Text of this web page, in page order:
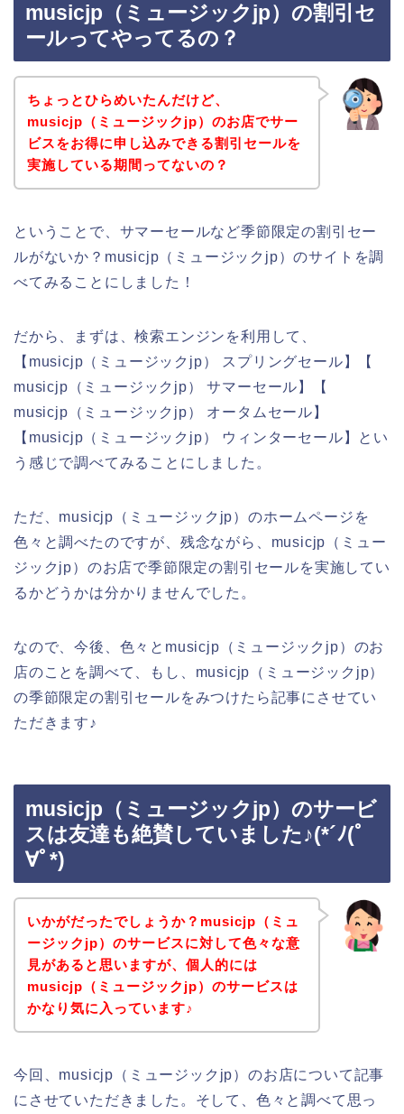
musicjp（ミュージックjp）の割引セ
ールってやってるの？
ちょっとひらめいたんだけど、
musicjp（ミュージックjp）のお店でサー
ビスをお得に申し込みできる割引セールを
実施している期間ってないの？
ということで、サマーセールなど季節限定の割引セー
ルがないか？musicjp（ミュージックjp）のサイトを調
べてみることにしました！
だから、まずは、検索エンジンを利用して、
【musicjp（ミュージックjp） スプリングセール】【
musicjp（ミュージックjp） サマーセール】【
musicjp（ミュージックjp） オータムセール】
【musicjp（ミュージックjp） ウィンターセール】とい
う感じで調べてみることにしました。
ただ、musicjp（ミュージックjp）のホームページを
色々と調べたのですが、残念ながら、musicjp（ミュー
ジックjp）のお店で季節限定の割引セールを実施してい
るかどうかは分かりませんでした。
なので、今後、色々とmusicjp（ミュージックjp）のお
店のことを調べて、もし、musicjp（ミュージックjp）
の季節限定の割引セールをみつけたら記事にさせてい
ただきます♪
musicjp（ミュージックjp）のサービ
スは友達も絶賛していました♪(*´ﾉ(ﾟ
∀ﾟ*)
いかがだったでしょうか？musicjp（ミュ
ージックjp）のサービスに対して色々な意
見があると思いますが、個人的には
musicjp（ミュージックjp）のサービスは
かなり気に入っています♪
今回、musicjp（ミュージックjp）のお店について記事
にさせていただきました。そして、色々と調べて思っ